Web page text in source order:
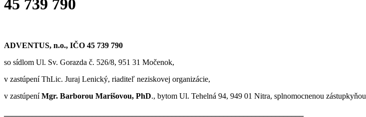
45 739 790
ADVENTUS, n.o., IČO 45 739 790
so sídlom Ul. Sv. Gorazda č. 526/8, 951 31 Močenok,
v zastúpení ThLic. Juraj Lenický, riaditeľ neziskovej organizácie,
v zastúpeníMgr. Barborou Marišovou, PhD., bytom Ul. Tehelná 94, 949 01 Nitra, splnomocnenou zástupkyňou